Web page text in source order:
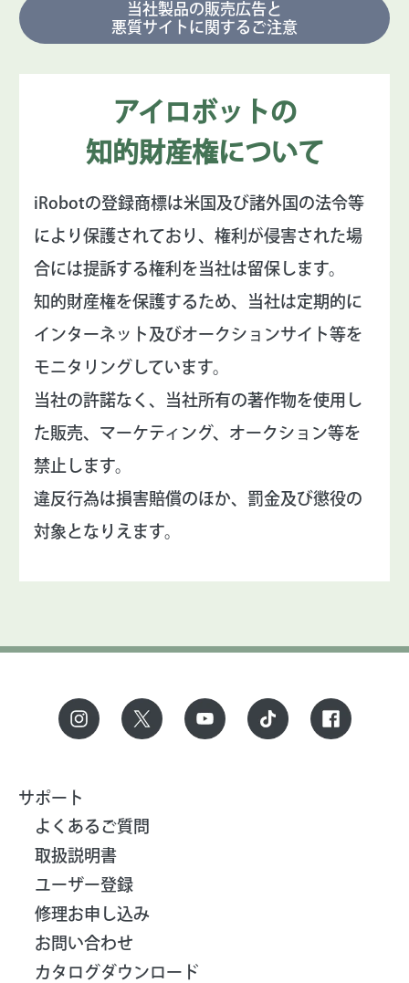
当社製品の販売広告と
悪質サイトに関するご注意
アイロボットの
知的財産権について
iRobotの登録商標は米国及び諸外国の法令等
により保護されており、権利が侵害された場
合には提訴する権利を当社は留保します。
知的財産権を保護するため、当社は定期的に
インターネット及びオークションサイト等を
モニタリングしています。
当社の許諾なく、当社所有の著作物を使用し
た販売、マーケティング、オークション等を
禁止します。
違反行為は損害賠償のほか、罰金及び懲役の
対象となりえます。
サポート
よくあるご質問
取扱説明書
ユーザー登録
修理お申し込み
お問い合わせ
カタログダウンロード